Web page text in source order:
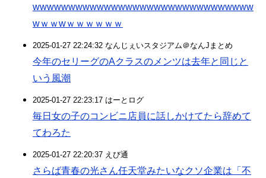
wwwwwwwwwwwwwwwwwwwwwwwwwwwwwww
wｗｗwｗｗｗｗｗｗ
2025-01-27 22:24:32 なんじぇいスタジアム＠なんJまとめ
今年のセリーグのAクラスのメンツは去年と同じと
いう風潮
2025-01-27 22:23:17 はーとログ
毎日女の子のコンビニ店員に話しかけてたら辞めて
てわろた
2025-01-27 22:20:37 えび通
さらば青春の光さん任天堂みたいなクソ企業は「不